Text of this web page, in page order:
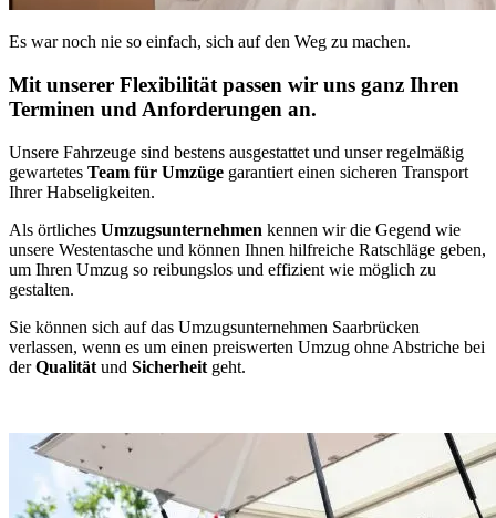
Es war noch nie so einfach, sich auf den Weg zu machen.
Mit unserer Flexibilität passen wir uns ganz Ihren
Terminen und Anforderungen an.
Unsere Fahrzeuge sind bestens ausgestattet und unser regelmäßig
gewartetes Team für Umzüge garantiert einen sicheren Transport
Ihrer Habseligkeiten.
Als örtliches Umzugsunternehmen kennen wir die Gegend wie
unsere Westentasche und können Ihnen hilfreiche Ratschläge geben,
um Ihren Umzug so reibungslos und effizient wie möglich zu
gestalten.
Sie können sich auf das Umzugsunternehmen Saarbrücken
verlassen, wenn es um einen preiswerten Umzug ohne Abstriche bei
derQualität und Sicherheit geht.